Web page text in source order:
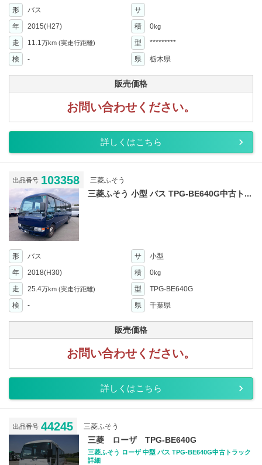
形 バス
サ
年
2015(H27) 積 0kg
走 11.1万km (実走行距離) 型
*********
検
- 県 栃木県
販売価格
お問い合わせください。
詳しくはこちら
出品番号 103358 三菱ふそう
三菱ふそう 小型 バス TPG-BE640G中古ト...
形 バス サ
小型
年
2018(H30) 積 0kg
走 25.4万km (実走行距離) 型
TPG-BE640G
検
- 県 千葉県
販売価格
お問い合わせください。
詳しくはこちら
出品番号 44245 三菱ふそう
三菱 ローザ TPG-BE640G
三菱ふそう ローザ 中型 バス TPG-BE640G中古トラック
詳細